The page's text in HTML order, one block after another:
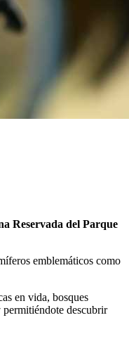
Reservada del Parque
emblemáticos como
en vida, bosques
permitiéndote descubrir